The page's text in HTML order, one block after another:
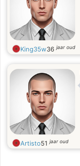
King35w36jaar oud
Artisto51jaar oud